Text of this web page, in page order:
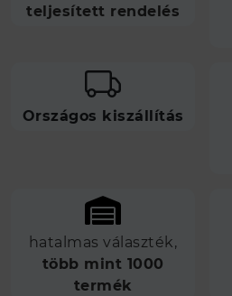
teljesített rendelés
Országos kiszállítás
hatalmas választék,
több mint 1000
termék